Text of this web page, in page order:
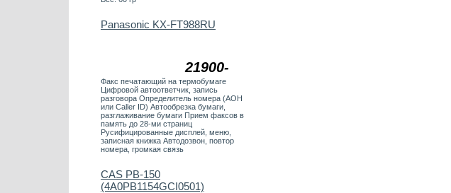
21900-
Panasonic KX-FT988RU
Факс печатающий на термобумаге
Цифровой автоответчик, запись
разговора Определитель номера (АОН
или Caller ID) Автообрезка бумаги,
разглаживание бумаги Прием факсов в
память до 28-ми страниц
Русифицированные дисплей, меню,
записная книжка Автодозвон, повтор
номера, громкая связь
CAS PB-150
(4A0PB1154GCI0501)